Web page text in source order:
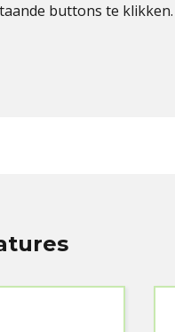
buttons te klikken.